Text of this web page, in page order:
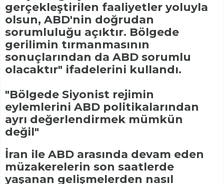
gerçekleştirilen faaliyetler yoluyla
olsun, ABD'nin doğrudan
sorumluluğu açıktır. Bölgede
gerilimin tırmanmasının
sonuçlarından da ABD sorumlu
olacaktır" ifadelerini kullandı.
"Bölgede Siyonist rejimin
eylemlerini ABD politikalarından
ayrı değerlendirmek mümkün
değil"
İran ile ABD arasında devam eden
müzakerelerin son saatlerde
yaşanan gelişmelerden nasıl